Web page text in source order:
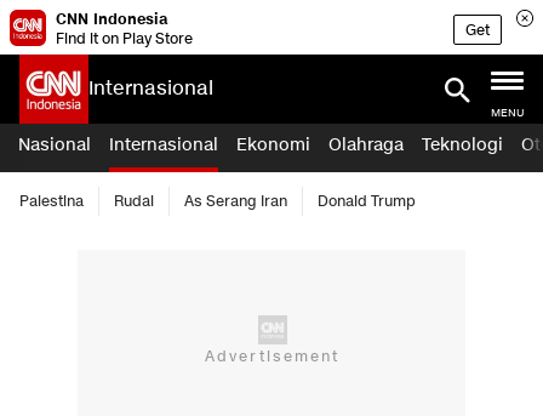
CNN Indonesia
Find it on Play Store
Get
Internasional
MENU
Nasional Internasional Ekonomi Olahraga Teknologi
Palestina Rudal As Serang Iran Donald Trump